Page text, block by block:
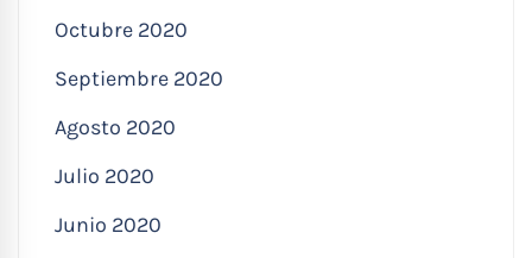
Octubre 2020
Septiembre 2020
Agosto 2020
Julio 2020
Junio 2020